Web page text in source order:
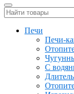
Печи
Печи-
С